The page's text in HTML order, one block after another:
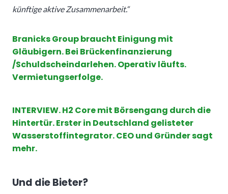
künftige aktive Zusammenarbeit.“
Branicks Group braucht Einigung mit
Gläubigern. Bei Brückenfinanzierung
/Schuldscheindarlehen. Operativ läufts.
Vermietungserfolge.
INTERVIEW. H2 Core mit Börsengang durch die
Hintertür. Erster in Deutschland gelisteter
Wasserstoffintegrator. CEO und Gründer sagt
mehr.
Und die Bieter?